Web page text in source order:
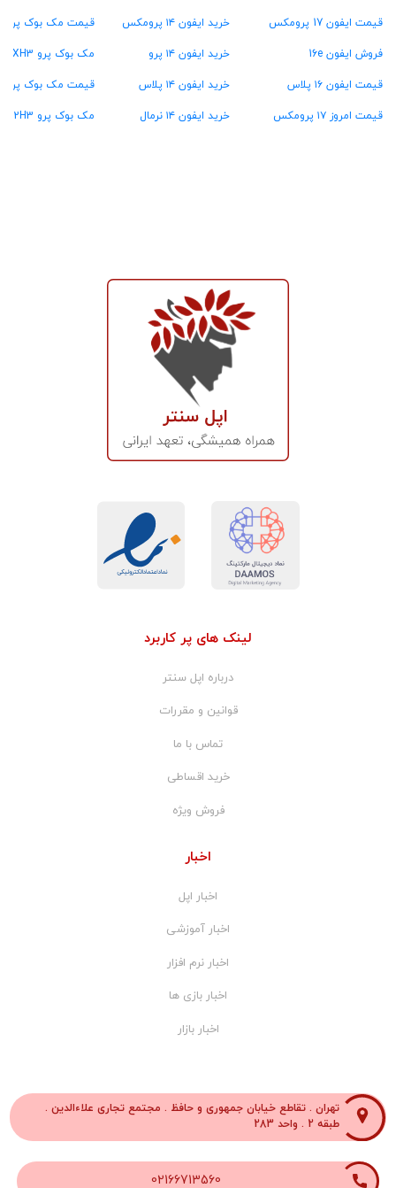
قیمت ایفون 17 پرومکس
فروش ایفون 16e
قیمت ایفون ۱۶ پلاس
قیمت امروز ۱۷ پرومکس
خرید ایفون ۱۴ پرومکس
خرید ایفون ۱۴ پرو
خرید ایفون ۱۴ پلاس
خرید ایفون ۱۴ نرمال
قیمت مک بوک پرو ۴۸ گیگ رام
مک بوک پرو MXH3
قیمت مک بوک پرو MW2U3
مک بوک پرو MX2H3
لینک های پر کاربرد
درباره اپل سنتر
قوانین و مقررات
تماس با ما
خرید اقساطی
فروش ویژه
اخبار
اخبار اپل
اخبار آموزشی
اخبار نرم افزار
اخبار بازی ها
اخبار بازار
تهران . تقاطع خیابان جمهوری و حافظ . مجتمع تجاری علاءالدین .
طبقه 2 . واحد 283
02166713560